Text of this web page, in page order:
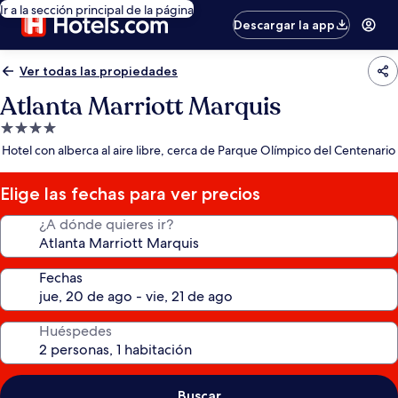
Ir a la sección principal de la página
Descargar la app
Ver todas las propiedades
Atlanta Marriott Marquis
Propiedad
de
estrellas
Hotel con alberca al aire libre, cerca de Parque Olímpico del Centenario
Elige las fechas para ver precios
¿A dónde quieres ir?
Fechas
Huéspedes